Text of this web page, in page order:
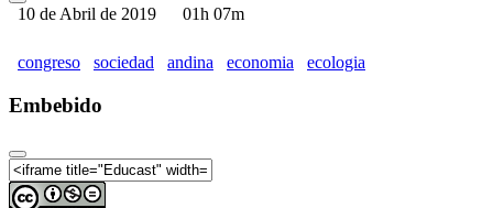
II Congreso de la Sociedad Andina de Economía
II Congreso de la Sociedad Andina de Economía
II Congreso de la Sociedad Andina de Economía
10 de Abril de 2019 01h 07m
congreso sociedad andina economia ecologia
Embebido